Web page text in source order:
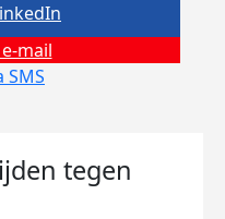
mail
SMS
tegen